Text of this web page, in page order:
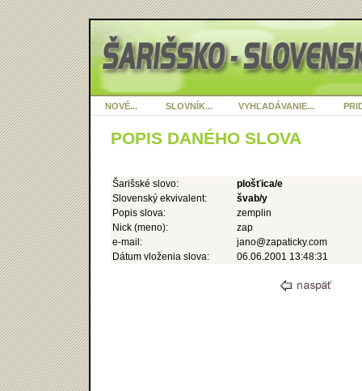
NOVÉ... SLOVNÍK... VYHĽADÁVANIE...
POPIS DANÉHO SLOVA
Šarišské slovo:
plošťica/e
Slovenský ekvivalent:
švab/y
Popis slova:
zemplin
Nick (meno):
zap
e-mail:
jano@zapaticky.com
Dátum vloženia slova:
06.06.2001 13:48:31